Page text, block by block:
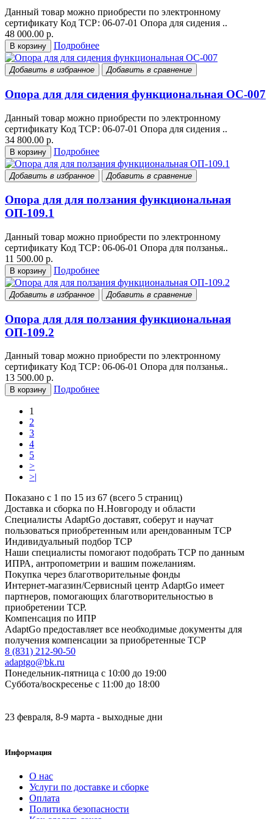
Данный товар можно приобрести по электронному
сертификату Код ТСР: 06-07-01 Опора для сидения ..
48 000.00 р.
В корзину Подробнее
Добавить в избранное Добавить в сравнение
Опора для для сидения функциональная OC-007
Данный товар можно приобрести по электронному
сертификату Код ТСР: 06-07-01 Опора для сидения ..
34 800.00 р.
В корзину Подробнее
Добавить в избранное Добавить в сравнение
Опора для для ползания функциональная
ОП-109.1
Данный товар можно приобрести по электронному
сертификату Код ТСР: 06-06-01 Опора для ползанья..
11 500.00 р.
В корзину Подробнее
Добавить в избранное Добавить в сравнение
Опора для для ползания функциональная
ОП-109.2
Данный товар можно приобрести по электронному
сертификату Код ТСР: 06-06-01 Опора для ползанья..
13 500.00 р.
В корзину Подробнее
1
2
3
4
5
>
>|
Показано с 1 по 15 из 67 (всего 5 страниц)
Доставка и сборка по Н.Новгороду и области
Специалисты AdaptGo доставят, соберут и научат
пользоваться приобретенным или арендованным ТСР
Индивидуальный подбор ТСР
Наши специалисты помогают подобрать ТСР по данным
ИПРА, антропометрии и вашим пожеланиям.
Покупка через благотворительные фонды
Интернет-магазин/Сервисный центр AdaptGo имеет
партнеров, помогающих благотворительностью в
приобретении ТСР.
Компенсация по ИПР
AdaptGo предоставляет все необходимые документы для
получения компенсации за приобретенные ТСР
8 (831) 212-90-50
adaptgo@bk.ru
Понедельник-пятница с 10:00 до 19:00
Суббота/воскресенье с 11:00 до 18:00
23 февраля, 8-9 марта - выходные дни
Информация
О нас
Услуги по доставке и сборке
Оплата
Политика безопасности